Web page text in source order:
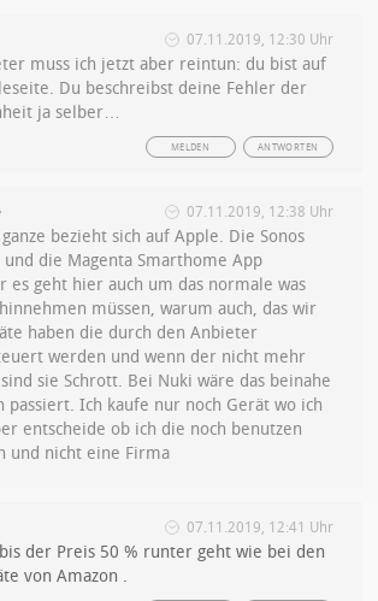
07.11.2019, 12:30 Uhr
muss ich jetzt aber reintun: du bist auf
Du beschreibst deine Fehler der
ja selber…
ANTWORTEN
MELDEN
07.11.2019, 12:38 Uhr
ganze bezieht sich auf Apple. Die Sonos
und die Magenta Smarthome App
es geht hier auch um das normale was
müssen, warum auch, das wir
haben die durch den Anbieter
werden und wenn der nicht mehr
sie Schrott. Bei Nuki wäre das beinahe
passiert. Ich kaufe nur noch Gerät wo ich
entscheide ob ich die noch benutzen
und nicht eine Firma
07.11.2019, 12:41 Uhr
der Preis 50 % runter geht wie bei den
von Amazon .